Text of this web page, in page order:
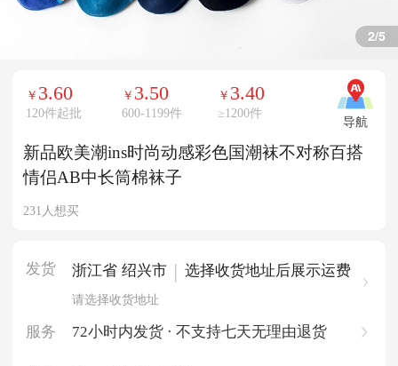
3/5
￥ 3.60
120件起批
￥ 3.50
600-1199件
￥ 3.40
≥1200件 导航
新品欧美潮ins时尚动感彩色国潮袜不对称百搭
情侣AB中长筒棉袜子
231人想买
发货 浙江省 绍兴市 | 选择收货地址后展示运费
请选择收货地址
服务 72小时内发货 · 不支持七天无理由退货